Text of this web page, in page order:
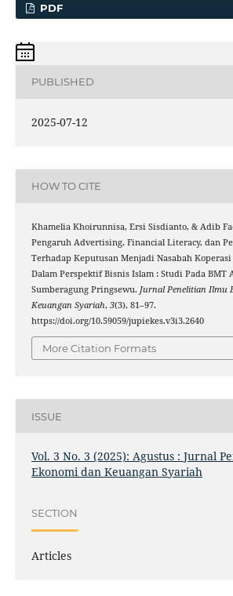
PDF
PUBLISHED
2025-07-12
HOW TO CITE
Khamelia Khoirunnisa, Ersi Sisdianto, & Adib
Pengaruh Advertising, Financial Literacy, dan
Terhadap Keputusan Menjadi Nasabah
Dalam Perspektif Bisnis Islam : Studi Pada BMT
Sumberagung Pringsewu. Jurnal Penelitian Ilmu
Keuangan Syariah, 3(3), 81–97.
https://doi.org/10.59059/jupiekes.v3i3.2640
More Citation Formats
ISSUE
Vol. 3 No. 3 (2025): Agustus : Jurnal
Ekonomi dan Keuangan Syariah
SECTION
Articles